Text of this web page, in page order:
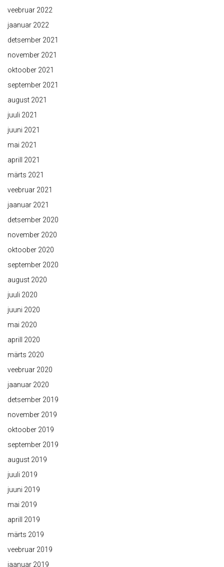
veebruar 2022
jaanuar 2022
detsember 2021
november 2021
oktoober 2021
september 2021
august 2021
juuli 2021
juuni 2021
mai 2021
aprill 2021
märts 2021
veebruar 2021
jaanuar 2021
detsember 2020
november 2020
oktoober 2020
september 2020
august 2020
juuli 2020
juuni 2020
mai 2020
aprill 2020
märts 2020
veebruar 2020
jaanuar 2020
detsember 2019
november 2019
oktoober 2019
september 2019
august 2019
juuli 2019
juuni 2019
mai 2019
aprill 2019
märts 2019
veebruar 2019
jaanuar 2019